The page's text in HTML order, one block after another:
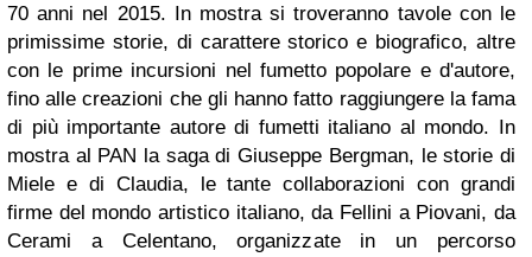
70 anni nel 2015. In mostra si troveranno tavole con le
primissime storie, di carattere storico e biografico, altre
con le prime incursioni nel fumetto popolare e d'autore,
fino alle creazioni che gli hanno fatto raggiungere la fama
di più importante autore di fumetti italiano al mondo. In
mostra al PAN la saga di Giuseppe Bergman, le storie di
Miele e di Claudia, le tante collaborazioni con grandi
firme del mondo artistico italiano, da Fellini a Piovani, da
Cerami a Celentano, organizzate in un percorso